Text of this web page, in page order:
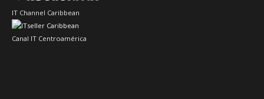
IT Channel Caribbean
Canal IT Centroamérica